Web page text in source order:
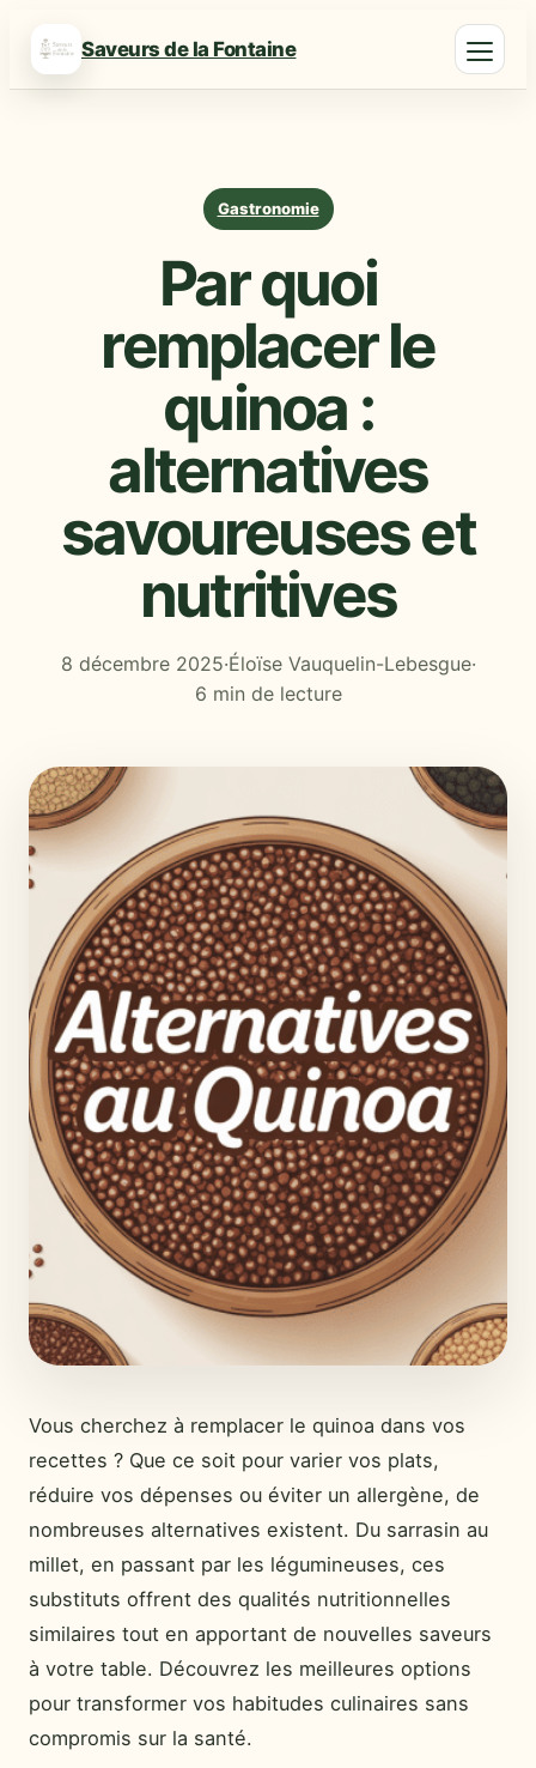
Saveurs de la Fontaine
Gastronomie
Par quoi
remplacer le
quinoa :
alternatives
savoureuses et
nutritives
8 décembre 2025·Éloïse Vauquelin-Lebesgue·
6 min de lecture
Vous cherchez à remplacer le quinoa dans vos
recettes ? Que ce soit pour varier vos plats,
réduire vos dépenses ou éviter un allergène, de
nombreuses alternatives existent. Du sarrasin au
millet, en passant par les légumineuses, ces
substituts offrent des qualités nutritionnelles
similaires tout en apportant de nouvelles saveurs
à votre table. Découvrez les meilleures options
pour transformer vos habitudes culinaires sans
compromis sur la santé.